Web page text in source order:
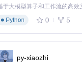
于大模型算子和工作流的高
Python
0 5
py-xiaozhi